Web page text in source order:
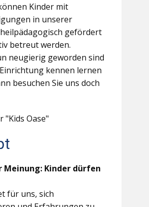
Kinder mit
in unserer
gefördert
betreut werden.
neugierig geworden sind
kennen lernen
besuchen Sie uns doch
"Kids Oase"
Meinung: Kinder dürfen
für uns, sich